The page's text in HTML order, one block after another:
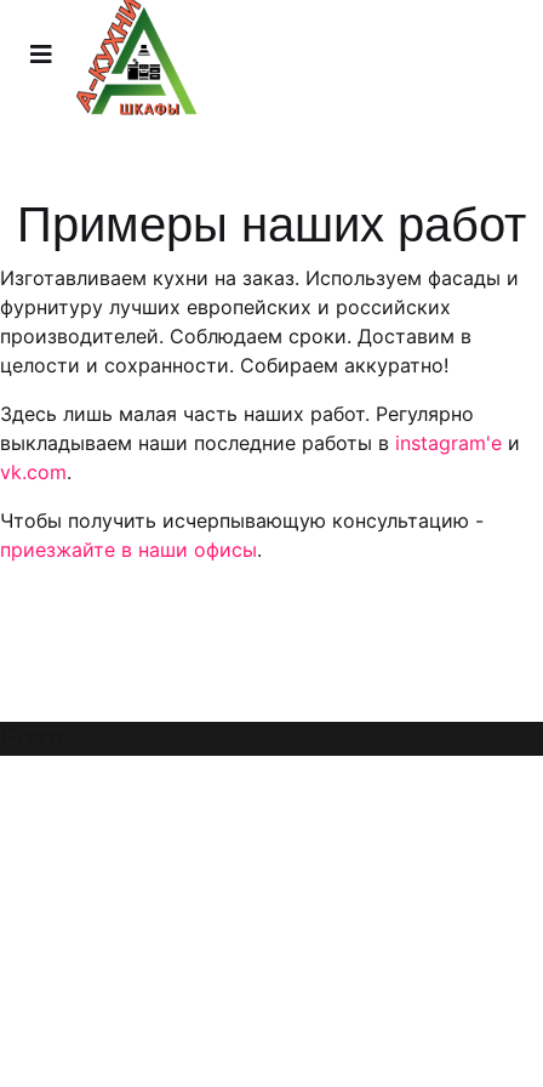
Примеры наших работ
Изготавливаем кухни на заказ. Используем фасады и
фурнитуру лучших европейских и российских
производителей. Соблюдаем сроки. Доставим в
целости и сохранности. Собираем аккуратно!
Здесь лишь малая часть наших работ. Регулярно
выкладываем наши последние работы в instagram'е и
vk.com.
Чтобы получить исчерпывающую консультацию -
приезжайте в наши офисы.